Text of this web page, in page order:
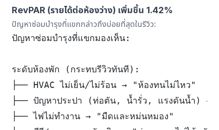
RevPAR (รายได้ต่อห้องว่าง) เพิ่มขึ้น 1.42%
ปัญหาซ่อมบำรุงที่แขกกล่าวถึงบ่อยที่สุดในรีวิว:
ปัญหาซ่อมบำรุงที่แขกมองเห็น:
ระดับห้องพัก (กระทบรีวิวทันที):
├── HVAC ไม่เย็น/ไม่ร้อน → "ห้องทนไม่ไหว"
├── ปัญหาประปา (ท่อตัน, น้ำรั่ว, แรงดันน้ำ) →
├── ไฟไม่ทำงาน → "มืดและหม่นหมอง"